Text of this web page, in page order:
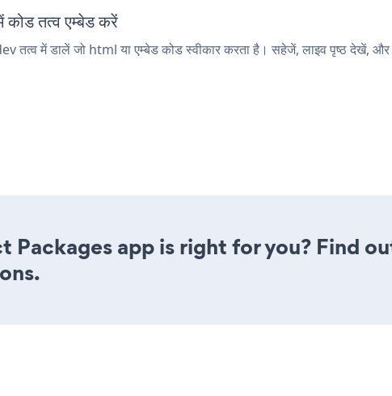
तत्व एम्बेड करें
तत्व में डालें जो html या एम्बेड कोड स्वीकार करता है। सहेजें, लाइव पृष्ठ देखें,
Packages app is right for you? Find